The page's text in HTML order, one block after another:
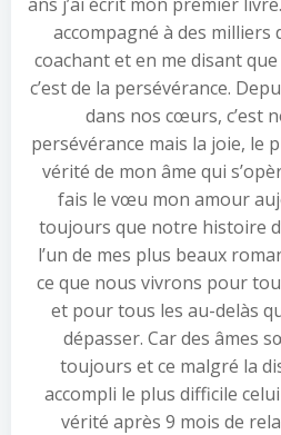
accompagné à des milliers
coachant et en me disant
c’est de la persévérance.
dans nos cœurs, c’est
persévérance mais la joie, le
vérité de mon âme qui
fais le vœu mon amour
toujours que notre histoire
l’un de mes plus beaux
ce que nous vivrons pour
et pour tous les au-delàs
dépasser. Car des âmes
toujours et ce malgré la
accompli le plus difficile
vérité après 9 mois de